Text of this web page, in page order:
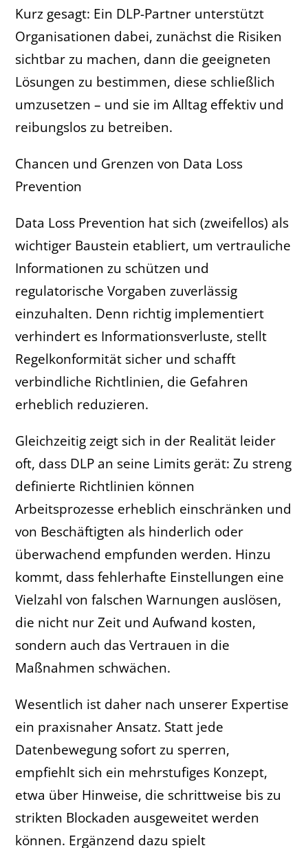
Kurz gesagt: Ein DLP-Partner unterstützt
Organisationen dabei, zunächst die Risiken
sichtbar zu machen, dann die geeigneten
Lösungen zu bestimmen, diese schließlich
umzusetzen – und sie im Alltag effektiv und
reibungslos zu betreiben.
Chancen und Grenzen von Data Loss
Prevention
Data Loss Prevention hat sich (zweifellos) als
wichtiger Baustein etabliert, um vertrauliche
Informationen zu schützen und
regulatorische Vorgaben zuverlässig
einzuhalten. Denn richtig implementiert
verhindert es Informationsverluste, stellt
Regelkonformität sicher und schafft
verbindliche Richtlinien, die Gefahren
erheblich reduzieren.
Gleichzeitig zeigt sich in der Realität leider
oft, dass DLP an seine Limits gerät: Zu streng
definierte Richtlinien können
Arbeitsprozesse erheblich einschränken und
von Beschäftigten als hinderlich oder
überwachend empfunden werden. Hinzu
kommt, dass fehlerhafte Einstellungen eine
Vielzahl von falschen Warnungen auslösen,
die nicht nur Zeit und Aufwand kosten,
sondern auch das Vertrauen in die
Maßnahmen schwächen.
Wesentlich ist daher nach unserer Expertise
ein praxisnaher Ansatz. Statt jede
Datenbewegung sofort zu sperren,
empfiehlt sich ein mehrstufiges Konzept,
etwa über Hinweise, die schrittweise bis zu
strikten Blockaden ausgeweitet werden
können. Ergänzend dazu spielt